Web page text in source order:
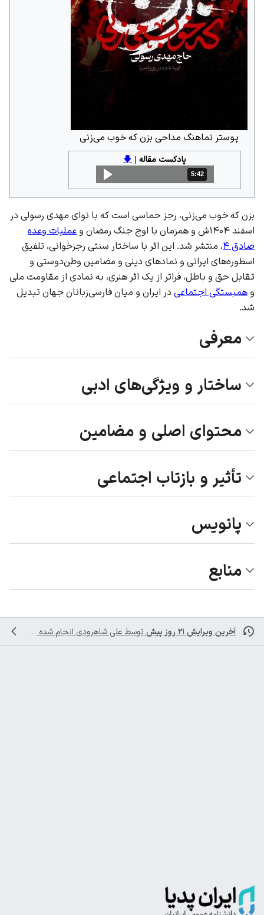
پوستر نماهنگ مداحی بزن که خوب می‌زنی
پادکست مقاله|
🡇
مدت: 5 دقیقه و 42 ثانیه
5:42
بزن که خوب می‌زنی، رجز حماسی است که با نوای مهدی رسولی در
اسفند ۱۴۰۴ش و همزمان با اوج جنگ رمضان و
عملیات وعده
صادق ۴
، منتشر شد. این اثر با ساختار سنتی رجزخوانی، تلفیق
اسطوره‌های ایرانی و نمادهای دینی و مضامین وطن‌دوستی و
تقابل حق و باطل، فراتر از یک اثر هنری، به نمادی از مقاومت ملی
و همبستگی اجتماعی در ایران و میان فارسی‌زبانان جهان تبدیل
شد.
معرفی
ساختار و ویژگی‌های ادبی
محتوای اصلی و مضامین
تأثیر و بازتاب اجتماعی
پانویس
منابع
آخرین ویرایش ۲۱ روز پیش توسط علی شاهرودی انجام شده است